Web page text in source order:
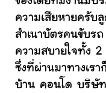
ความเสียหายครับ
สำเนาบัตรคนขับร
ความสบายใจทั้ง
ซึ่งที่ผ่านมาทางเร
บ้าน คอนโด บริษัท